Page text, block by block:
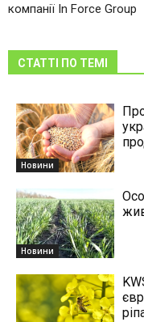
компанії In Force Group
СТАТТІ ПО ТЕМІ
Новини
Новини